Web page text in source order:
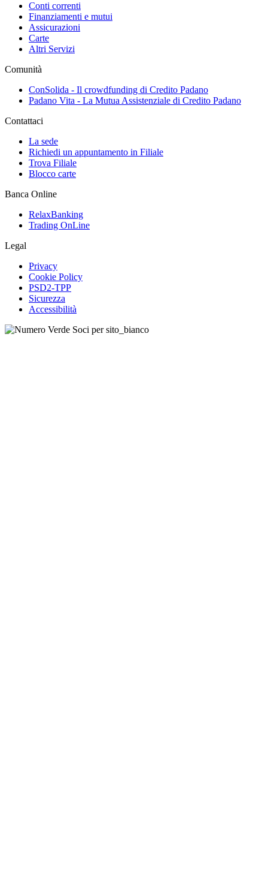
Conti correnti
Finanziamenti e mutui
Assicurazioni
Carte
Altri Servizi
Comunità
ConSolida - Il crowdfunding di Credito Padano
Padano Vita - La Mutua Assistenziale di Credito Padano
Contattaci
La sede
Richiedi un appuntamento in Filiale
Trova Filiale
Blocco carte
Banca Online
RelaxBanking
Trading OnLine
Legal
Privacy
Cookie Policy
PSD2-TPP
Sicurezza
Accessibilità